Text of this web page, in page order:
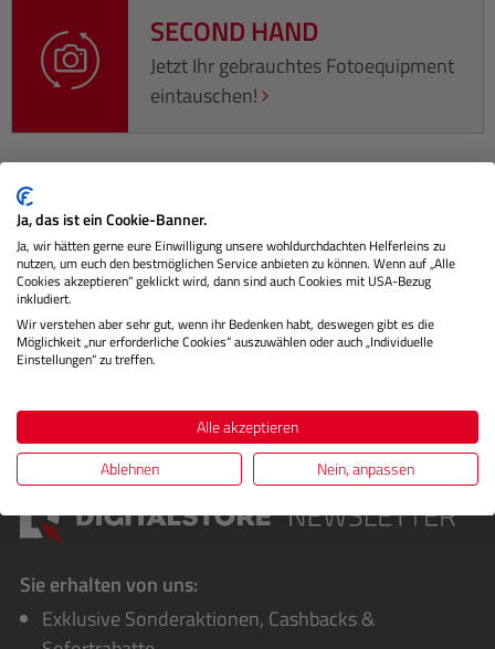
SECOND HAND
Jetzt Ihr gebrauchtes Fotoequipment
eintauschen!
Beschreibung
Das Canson Baryta Photographique II Matt ist ein
hochwertiges digitales Dunkelkammer-Fotopapier, das
speziell für Fotografen…Mehr
Bewertungen
Sie erhalten von uns:
Exklusive Sonderaktionen, Cashbacks &
Ja, das ist ein Cookie-Banner.
Ja, wir hätten gerne eure Einwilligung unsere wohldurchdachten Helferleins zu
nutzen, um euch den bestmöglichen Service anbieten zu können. Wenn auf „Alle
Cookies akzeptieren“ geklickt wird, dann sind auch Cookies mit USA-Bezug
inkludiert.
Wir verstehen aber sehr gut, wenn ihr Bedenken habt, deswegen gibt es die
Möglichkeit „nur erforderliche Cookies“ auszuwählen oder auch „Individuelle
Einstellungen“ zu treffen.
Alle akzeptieren
Ablehnen
Nein, anpassen